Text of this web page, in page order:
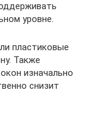
уровне.
пластиковые
Также
изначально
снизит